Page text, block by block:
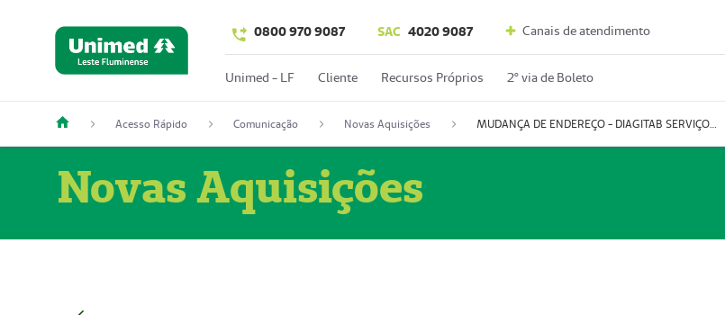
0800 970 9087 SAC 4020 9087 Canais de atendimento
Unimed - LF Cliente Recursos Próprios 2º via de Boleto
Acesso Rápido Comunicação Novas Aquisições MUDANÇA DE ENDEREÇO - DIAGITAB SERVIÇOS MÉDICOS LTDA (54003267-5)
Novas Aquisições